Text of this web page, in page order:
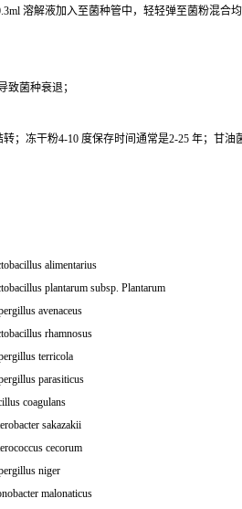
溶解液加入至菌种管中，轻轻弹至菌粉混
菌种衰退；
冻干粉4-10 度保存时间通常是2-25 年；甘油
alimentarius
plantarum subsp. Plantarum
avenaceus
rhamnosus
terricola
parasiticus
coagulans
sakazakii
cecorum
niger
malonaticus